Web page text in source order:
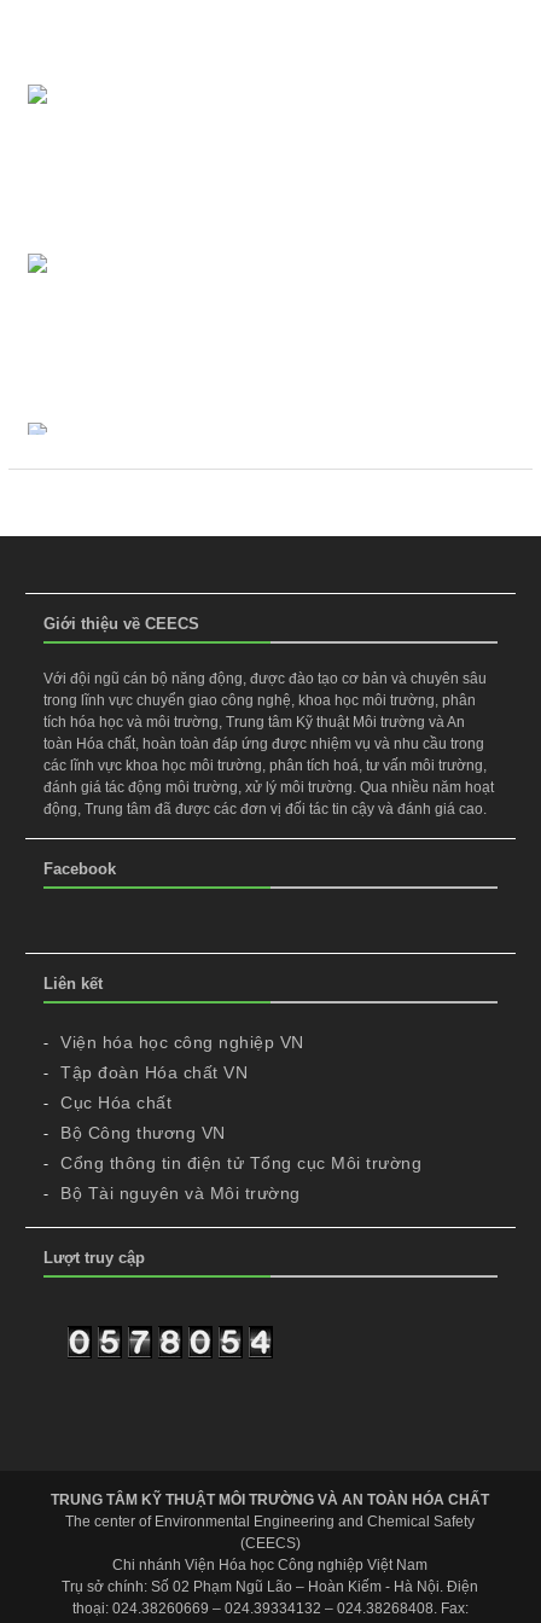
Giới thiệu về CEECS
Với đội ngũ cán bộ năng động, được đào tạo cơ bản và chuyên sâu
trong lĩnh vực chuyển giao công nghệ, khoa học môi trường, phân
tích hóa học và môi trường, Trung tâm Kỹ thuật Môi trường và An
toàn Hóa chất, hoàn toàn đáp ứng được nhiệm vụ và nhu cầu trong
các lĩnh vực khoa học môi trường, phân tích hoá, tư vấn môi trường,
đánh giá tác động môi trường, xử lý môi trường. Qua nhiều năm hoạt
động, Trung tâm đã được các đơn vị đối tác tin cậy và đánh giá cao.
Facebook
Liên kết
Viện hóa học công nghiệp VN
Tập đoàn Hóa chất VN
Cục Hóa chất
Bộ Công thương VN
Cổng thông tin điện tử Tổng cục Môi trường
Bộ Tài nguyên và Môi trường
Lượt truy cập
TRUNG TÂM KỸ THUẬT MÔI TRƯỜNG VÀ AN TOÀN HÓA CHẤT
The center of Environmental Engineering and Chemical Safety
(CEECS)
Chi nhánh Viện Hóa học Công nghiệp Việt Nam
Trụ sở chính: Số 02 Phạm Ngũ Lão – Hoàn Kiếm - Hà Nội. Điện
thoại: 024.38260669 – 024.39334132 – 024.38268408. Fax: